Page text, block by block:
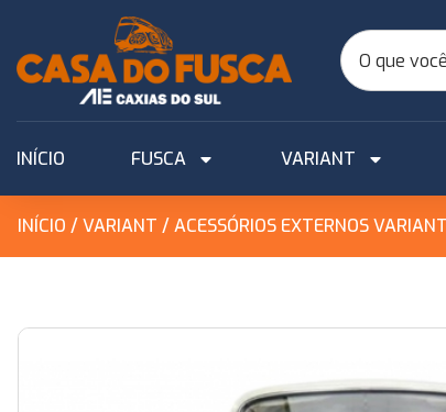
INÍCIO FUSCA VARIANT
INÍCIO /VARIANT /ACESSÓRIOS EXTERNOS VARIANT